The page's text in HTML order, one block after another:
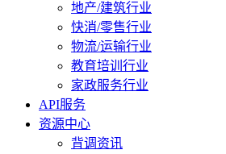
地产/建筑行业
快消/零售行业
物流/运输行业
教育培训行业
家政服务行业
API服务
资源中心
背调资讯